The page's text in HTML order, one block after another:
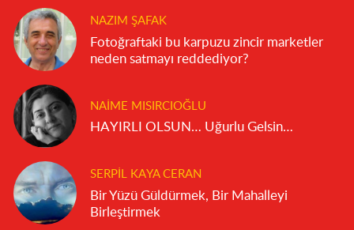
NAZIM ŞAFAK
Fotoğraftaki bu karpuzu zincir marketler
neden satmayı reddediyor?
NAIME MISIRCIOĞLU
HAYIRLI OLSUN… Uğurlu Gelsin…
SERPIL KAYA CERAN
Bir Yüzü Güldürmek, Bir Mahalleyi
Birleştirmek